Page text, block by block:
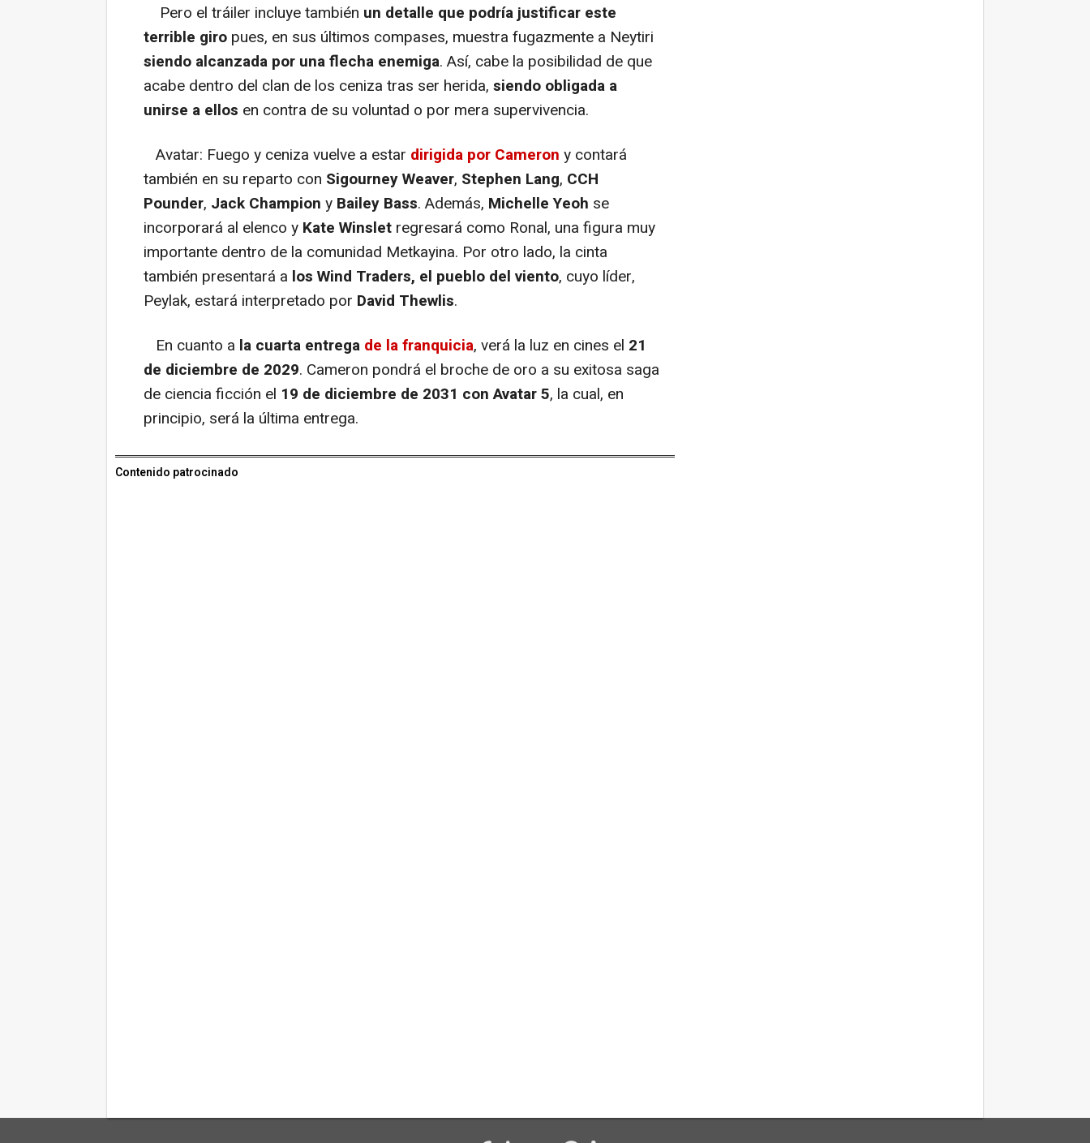
Pero el tráiler incluye también un detalle que podría justificar este
terrible giro pues, en sus últimos compases, muestra fugazmente a Neytiri
siendo alcanzada por una flecha enemiga. Así, cabe la posibilidad de que
acabe dentro del clan de los ceniza tras ser herida, siendo obligada a
unirse a ellos en contra de su voluntad o por mera supervivencia.
Avatar: Fuego y ceniza vuelve a estar dirigida por Cameron y contará
también en su reparto con Sigourney Weaver, Stephen Lang, CCH
Pounder, Jack Champion y Bailey Bass. Además, Michelle Yeoh se
incorporará al elenco y Kate Winslet regresará como Ronal, una figura muy
importante dentro de la comunidad Metkayina. Por otro lado, la cinta
también presentará a los Wind Traders, el pueblo del viento, cuyo líder,
Peylak, estará interpretado por David Thewlis.
En cuanto a la cuarta entrega de la franquicia, verá la luz en cines el 21
de diciembre de 2029. Cameron pondrá el broche de oro a su exitosa saga
de ciencia ficción el 19 de diciembre de 2031 con Avatar 5, la cual, en
principio, será la última entrega.
Contenido patrocinado